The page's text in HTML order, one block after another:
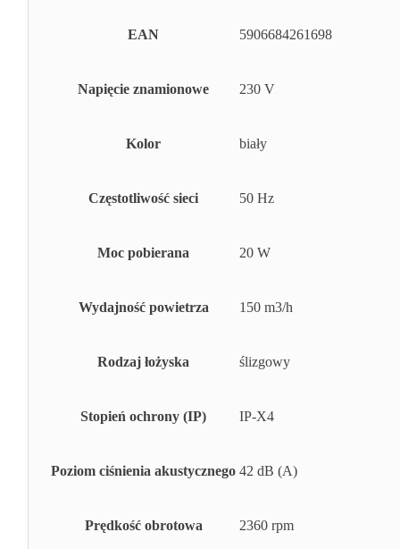
EAN 5906684261698
Napięcie znamionowe 230 V
Kolor biały
Częstotliwość sieci 50 Hz
Moc pobierana 20 W
Wydajność powietrza 150 m3/h
Rodzaj łożyska ślizgowy
Stopień ochrony (IP) IP-X4
Poziom ciśnienia akustycznego 42 dB (A)
Prędkość obrotowa 2360 rpm